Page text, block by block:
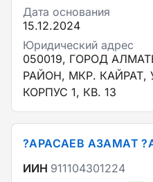
Дата основания
15.12.2024
Юридический адрес
050019, ГОРОД
РАЙОН, МКР. КАЙРАТ,
КОРПУС 1, КВ. 13
?АРАСАЕВ АЗАМАТ
ИИН 911104301224